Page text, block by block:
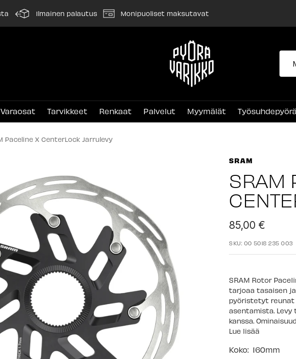
Ilmainen palautus Monipuoliset maksutavat
Pyörävarikko
Varaosat Tarvikkeet Renkaat Palvelut Myymälät Työsuhdepyörä
Paceline X CenterLock Jarrulevy
SRAM
SRAM
Alennushinta
85,00 €
SKU: 00 5018 235 003
SRAM Rotor
tarjoaa tasaisen
pyöristetyt
asentamista. Levy
kanssa.
Lue lisää
Koko: 160mm